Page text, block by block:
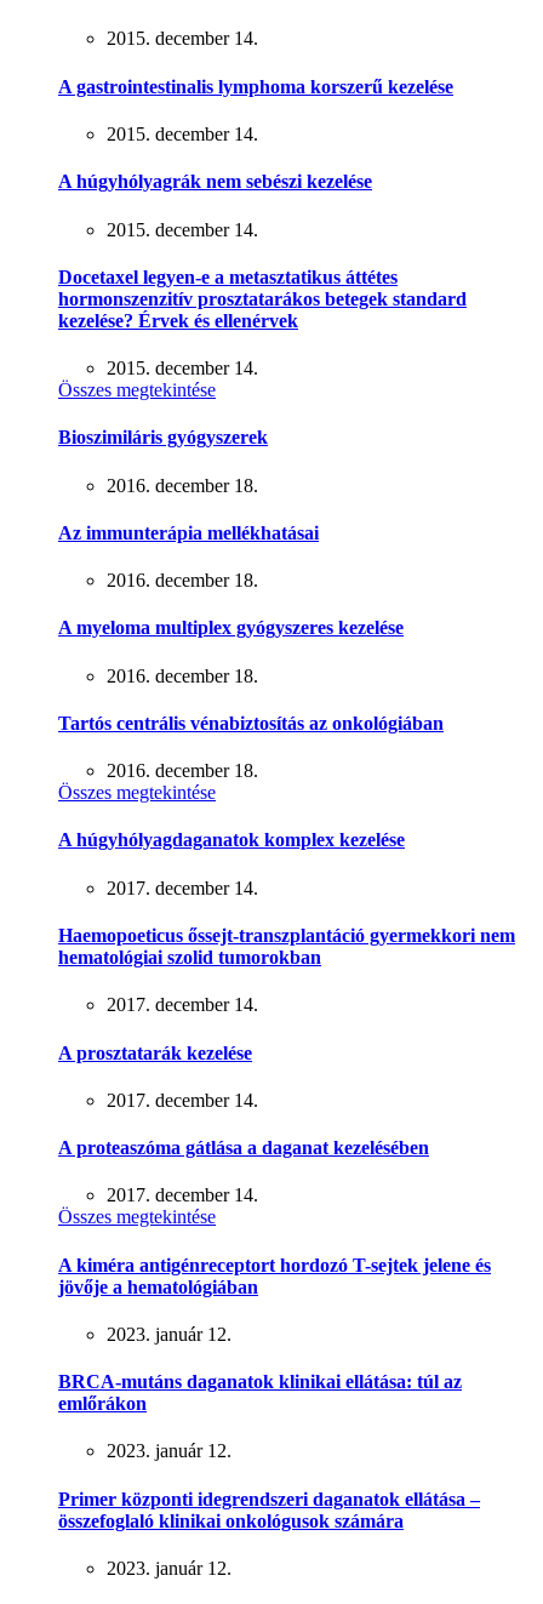
2015. december 14.
A gastrointestinalis lymphoma korszerű kezelése
2015. december 14.
A húgyhólyagrák nem sebészi kezelése
2015. december 14.
Docetaxel legyen-e a metasztatikus áttétes
hormonszenzitív prosztatarákos betegek standard
kezelése? Érvek és ellenérvek
2015. december 14.
Összes megtekintése
Bioszimiláris gyógyszerek
2016. december 18.
Az immunterápia mellékhatásai
2016. december 18.
A myeloma multiplex gyógyszeres kezelése
2016. december 18.
Tartós centrális vénabiztosítás az onkológiában
2016. december 18.
Összes megtekintése
A húgyhólyagdaganatok komplex kezelése
2017. december 14.
Haemopoeticus őssejt-transzplantáció gyermekkori nem
hematológiai szolid tumorokban
2017. december 14.
A prosztatarák kezelése
2017. december 14.
A proteaszóma gátlása a daganat kezelésében
2017. december 14.
Összes megtekintése
A kiméra antigénreceptort hordozó T-sejtek jelene és
jövője a hematológiában
2023. január 12.
BRCA-mutáns daganatok klinikai ellátása: túl az
emlőrákon
2023. január 12.
Primer központi idegrendszeri daganatok ellátása –
összefoglaló klinikai onkológusok számára
2023. január 12.